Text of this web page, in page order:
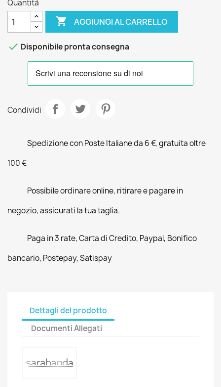
Quantità
 AGGIUNGI AL CARRELLO
 Disponibile pronta consegna
Condividi
Spedizione con Poste Italiane da 6 €, gratuita oltre
100 €
Possibile ordinare online, ritirare e pagare in
negozio, assicurati la tua taglia.
Paga in 3 rate, Carta di Credito, Paypal, Bonifico
bancario, Postepay, Satispay
Dettagli del prodotto
Documenti Allegati